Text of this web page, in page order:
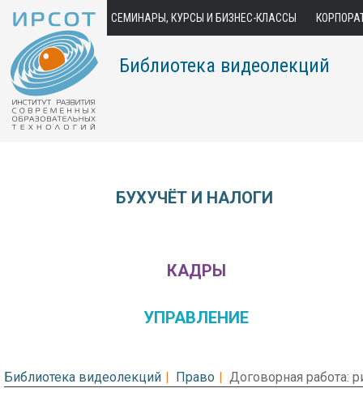
СЕМИНАРЫ, КУРСЫ И БИЗНЕС-КЛАССЫ
Библиотека видеолекций
БУХУЧЁТ И НАЛОГИ
КАДРЫ
УПРАВЛЕНИЕ
Библиотека видеолекций Право Договорная работа: